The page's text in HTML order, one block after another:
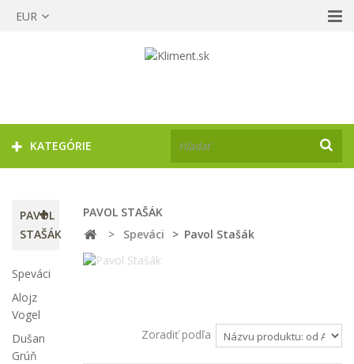
EUR
KATEGÓRIE
PAVOL
STAŠÁK
Speváci
Alojz
Vogel
Dušan
Grúň
PAVOL STAŠÁK
>
Speváci > Pavol Stašák
Zoradiť podľa